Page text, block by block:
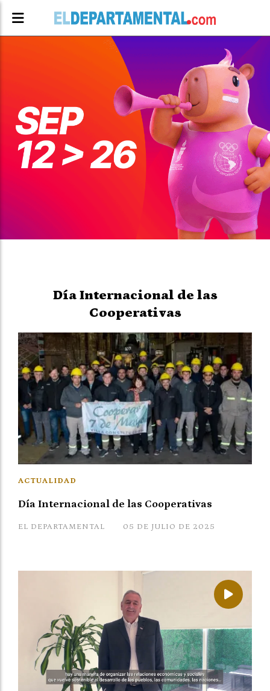
Día Internacional de las
Cooperativas
Día Internacional de las Cooperativas
EL DEPARTAMENTAL
ACTUALIDAD
05 DE JULIO DE 2025